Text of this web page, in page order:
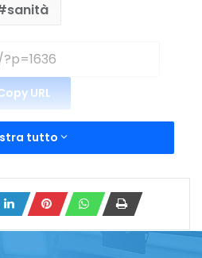
sanità
URL
tutto